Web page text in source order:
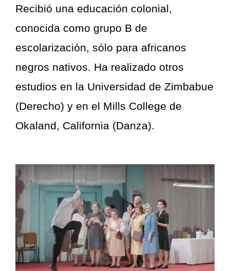
Recibió una educación colonial,
conocida como grupo B de
escolarización, sólo para africanos
negros nativos. Ha realizado otros
estudios en la Universidad de Zimbabue
(Derecho) y en el Mills College de
Okaland, California (Danza).